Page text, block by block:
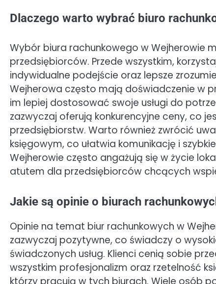
Dlaczego warto wybrać biuro
Wybór biura rachunkowego w Wejherowie
przedsiębiorców. Przede wszystkim,
indywidualne podejście oraz lepsze
Wejherowa często mają doświadczenie w
im lepiej dostosować swoje usługi do
zazwyczaj oferują konkurencyjne ceny, co
przedsiębiorstw. Warto również zwrócić
księgowym, co ułatwia komunikację i
Wejherowie często angażują się w życie
atutem dla przedsiębiorców chcących
Jakie są opinie o biurach
Opinie na temat biur rachunkowych w
zazwyczaj pozytywne, co świadczy o
świadczonych usług. Klienci cenią sobie
wszystkim profesjonalizm oraz rzetelność
którzy pracują w tych biurach. Wiele osób